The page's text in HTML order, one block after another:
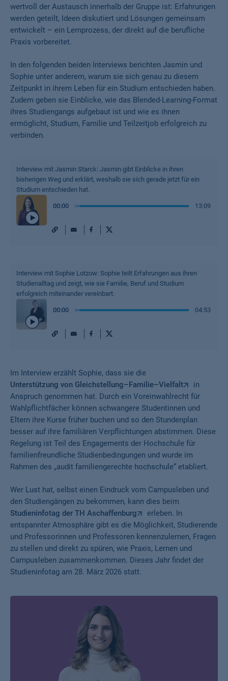
wertvoll der Austausch innerhalb der Gruppe ist: Erfahrungen
werden geteilt, Ideen diskutiert und Lösungen gemeinsam
entwickelt – ein Lernprozess, der direkt auf die berufliche
Praxis vorbereitet.
In den folgenden beiden Interviews berichten Jasmin und
Sophie unter anderem, warum sie sich genau zu diesem
Zeitpunkt in ihrem Leben für ein Studium entschieden haben.
Zudem geben sie Einblicke, wie das Blended-Learning-Format
ihres Studiengangs aufgebaut ist und wie es ihnen
ermöglicht, Studium, Familie und Teilzeitjob erfolgreich zu
verbinden.
Interview mit Jasmin Starck: Jasmin gibt Einblicke in ihren
bisherigen Weg und erklärt, weshalb sie sich gerade jetzt für ein
Studium entschieden hat.
00:00 13:09
URL Mail Facebook
X
Interview mit Sophie Lotzow: Sophie teilt Erfahrungen aus ihren
Studienalltag und zeigt, wie sie Familie, Beruf und Studium
erfolgreich miteinander vereinbart.
00:00 04:53
URL Mail Facebook
X
Im Interview erzählt Sophie, dass sie die
Unterstützung von Gleichstellung–Familie–Vielfalt
in
Anspruch genommen hat. Durch ein Voreinwahlrecht für
Wahlpflichtfächer können schwangere Studentinnen und
Eltern ihre Kurse früher buchen und so den Stundenplan
besser auf ihre familiären Verpflichtungen abstimmen. Diese
Regelung ist Teil des Engagements der Hochschule für
familienfreundliche Studienbedingungen und wurde im
Rahmen des „audit familiengerechte hochschule“ etabliert.
Wer Lust hat, selbst einen Eindruck vom Campusleben und
den Studiengängen zu bekommen, kann dies beim
Studieninfotag der TH Aschaffenburg
erleben. In
entspannter Atmosphäre gibt es die Möglichkeit, Studierende
und Professorinnen und Professoren kennenzulernen, Fragen
zu stellen und direkt zu spüren, wie Praxis, Lernen und
Campusleben zusammenkommen. Dieses Jahr findet der
Studieninfotag am 28. März 2026 statt.